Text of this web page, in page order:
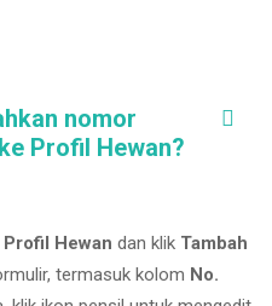
nomor
Profil Hewan?
Profil Hewan dan klik Tambah
termasuk kolom No.